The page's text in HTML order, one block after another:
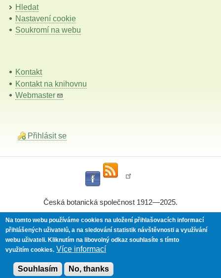
Hledat
Nastavení cookie
Soukromí na webu
Kontakt
Kontakt na knihovnu
Webmaster
Přihlásit se
Česká botanická společnost 1912—2025.
Powered byDrupal
Na tomto webu používáme cookies na uložení přihlašovacích informací
přihlášených uživatelů, a na sledování statistik návštěvnosti a využívání
webu uživateli. Kliknutím na libovolný odkaz souhlasíte s tímto
využitím cookies. Více informací
Souhlasím No, thanks